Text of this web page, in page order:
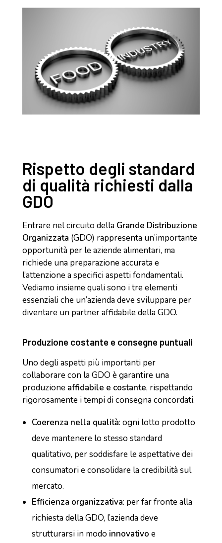
Rispetto degli standard
di qualità richiesti dalla
GDO
Entrare nel circuito della Grande Distribuzione
Organizzata (GDO) rappresenta un’importante
opportunità per le aziende alimentari, ma
richiede una preparazione accurata e
l’attenzione a specifici aspetti fondamentali.
Vediamo insieme quali sono i tre elementi
essenziali che un’azienda deve sviluppare per
diventare un partner affidabile della GDO.
Produzione costante e consegne puntuali
Uno degli aspetti più importanti per
collaborare con la GDO è garantire una
produzione affidabile e costante, rispettando
rigorosamente i tempi di consegna concordati.
Coerenza nella qualità: ogni lotto prodotto
deve mantenere lo stesso standard
qualitativo, per soddisfare le aspettative dei
consumatori e consolidare la credibilità sul
mercato.
Efficienza organizzativa: per far fronte alla
richiesta della GDO, l’azienda deve
strutturarsi in modo innovativo e